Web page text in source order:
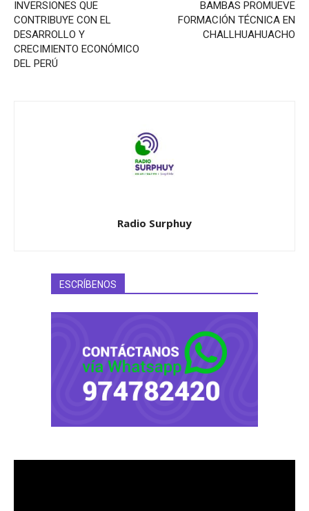
INVERSIONES QUE
CONTRIBUYE CON EL
DESARROLLO Y
CRECIMIENTO ECONÓMICO
DEL PERÚ
BAMBAS PROMUEVE
FORMACIÓN TÉCNICA EN
CHALLHUAHUACHO
Radio Surphuy
ESCRÍBENOS